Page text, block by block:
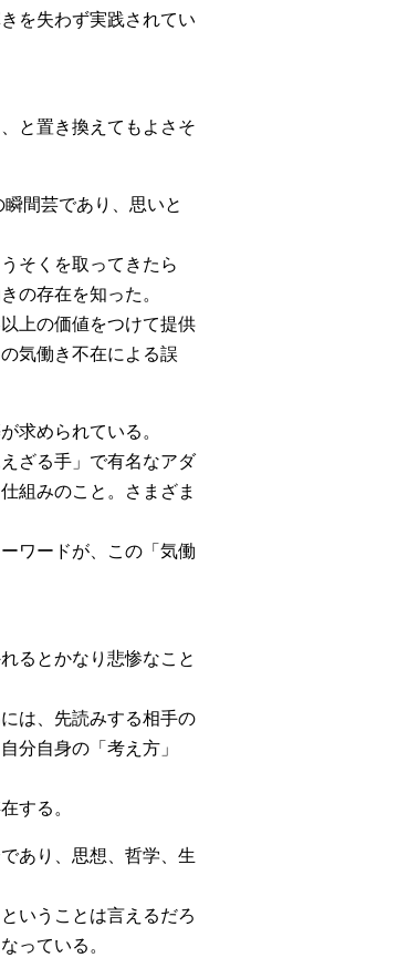
を失わず実践されてい
と置き換えてもよさそ
間芸であり、思いと
そくを取ってきたら
の存在を知った。
上の価値をつけて提供
気働き不在による誤
求められている。
ざる手」で有名なアダ
組みのこと。さまざま
ワードが、この「気働
るとかなり悲惨なこと
は、先読みする相手の
分自身の「考え方」
する。
あり、思想、哲学、生
いうことは言えるだろ
っている。